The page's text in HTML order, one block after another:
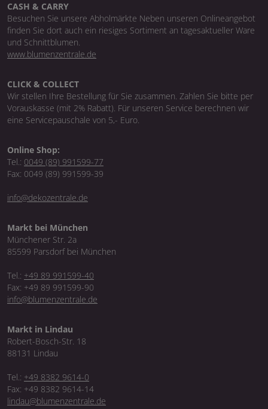
CASH & CARRY
Besuchen Sie unsere Abholmärkte Neben unseren Onlineangebot
finden Sie dort auch ein riesiges Sortiment an tagesaktueller Ware
und Schnittblumen.
www.blumenzentrale.de
CLICK & COLLECT
Wir stellen Ihre Bestellung für Sie zusammen. Zahlen Sie bitte per
Vorauskasse (mit 2% Rabatt). Für unseren Service berechnen wir
eine Servicepauschale von 5,- Euro.
Online Shop:
Tel.: 0049 (89) 991599-77
Fax: 0049 (89) 991599-39
info@dekozentrale.de
Markt bei München
Münchener Str. 2a
85599 Parsdorf bei München
Tel.: +49 89 991599-40
Fax: +49 89 991599-90
info@blumenzentrale.de
Markt in Lindau
Robert-Bosch-Str. 18
88131 Lindau
Tel.: +49 8382 9614-0
Fax: +49 8382 9614-14
lindau@blumenzentrale.de